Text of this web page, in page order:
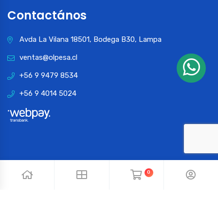
Contactános
Avda La Vilana 18501, Bodega B30, Lampa
ventas@olpesa.cl
+56 9 9479 8534
+56 9 4014 5024
0